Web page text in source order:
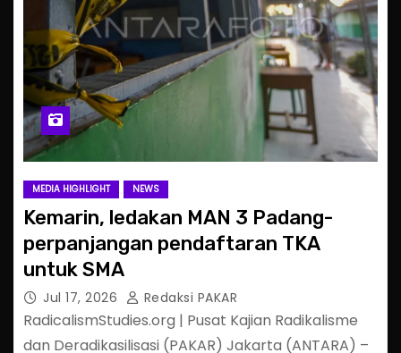
MEDIA HIGHLIGHT NEWS
Kemarin, ledakan MAN 3 Padang-
perpanjangan pendaftaran TKA
untuk SMA
Jul 17, 2026 Redaksi PAKAR
RadicalismStudies.org | Pusat Kajian Radikalisme
dan Deradikasilisasi (PAKAR) Jakarta (ANTARA) –